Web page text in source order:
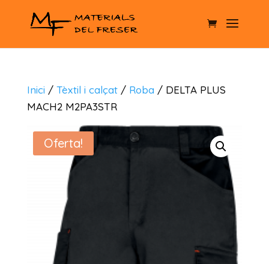
Inici / Tèxtil i calçat/ Roba / DELTA PLUS
MACH2 M2PA3STR
Oferta!